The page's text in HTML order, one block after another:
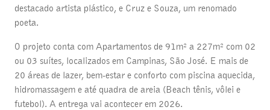
destacado artista plástico, e Cruz e Souza, um renomado
poeta.
O projeto conta com Apartamentos de 91m² a 227m² com 02
ou 03 suítes, localizados em Campinas, São José. E mais de
20 áreas de lazer, bem-estar e conforto com piscina aquecida,
hidromassagem e até quadra de areia (Beach tênis, vôlei e
futebol). A entrega vai acontecer em 2026.